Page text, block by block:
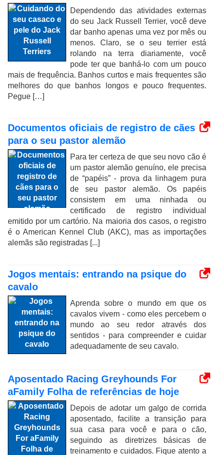
Dependendo das atividades externas
do seu Jack Russell Terrier, você deve
dar banho apenas uma vez por mês ou
menos. Claro, se o seu terrier está
rolando na terra diariamente, você
pode ter que banhá-lo com um pouco
mais de frequência. Banhos curtos e mais frequentes são
melhores do que banhos longos e pouco frequentes.
Pegue […]
Documentos oficiais de registro de cães
para o seu pastor alemão
Para ter certeza de que seu novo cão é
um pastor alemão genuíno, ele precisa
de “papéis” - prova da linhagem pura
de seu pastor alemão. Os papéis
consistem em uma ninhada ou
certificado de registro individual
emitido por um cartório. Na maioria dos casos, o registro
é o American Kennel Club (AKC), mas as importações
alemãs são registradas [...]
Jogos mentais: entrando na psique do
cavalo
Aprenda sobre o mundo em que os
cavalos vivem - como eles percebem o
mundo ao seu redor através dos
sentidos - para compreender e cuidar
adequadamente de seu cavalo.
Aposentado Racing Greyhounds For
aFamily Folha de referências de hoje
Depois de adotar um galgo de corrida
aposentado, facilite a transição para
sua casa para você e para o cão,
seguindo as diretrizes básicas de
treinamento e cuidados. Fique atento a